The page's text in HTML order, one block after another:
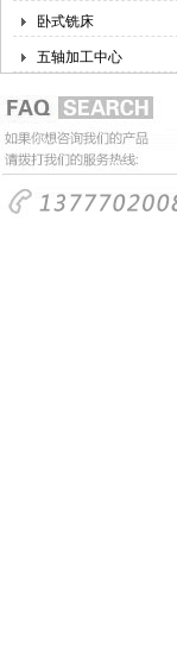
卧式铣床
五轴加工中心